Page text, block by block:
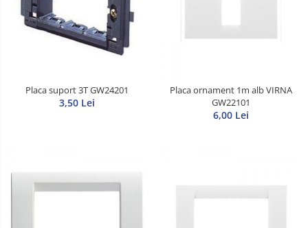
Placa suport 3T GW24201
3,50 Lei
Placa ornament 1m alb VIRNA
GW22101
6,00 Lei